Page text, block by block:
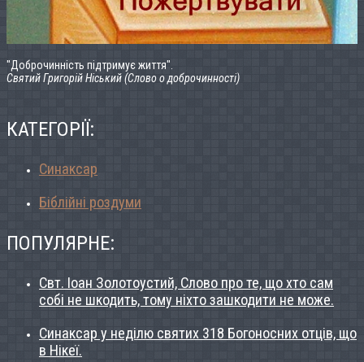
"Доброчинність підтримує життя".
Святий Григорій Ніський (Слово о доброчинності)
КАТЕГОРІЇ:
Синаксар
Біблійні роздуми
ПОПУЛЯРНЕ:
Свт. Іоан Золотоустий, Слово про те, що хто сам
собі не шкодить, тому ніхто зашкодити не може.
Синаксар у неділю святих 318 Богоносних отців, що
в Нікеї.